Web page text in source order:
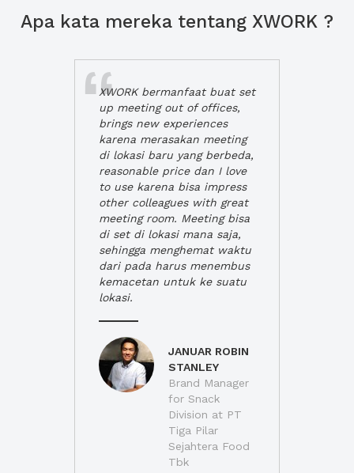
Apa kata mereka tentang XWORK ?
XWORK bermanfaat buat set
up meeting out of offices,
brings new experiences
karena merasakan meeting
di lokasi baru yang berbeda,
reasonable price dan I love
to use karena bisa impress
other colleagues with great
meeting room. Meeting bisa
di set di lokasi mana saja,
sehingga menghemat waktu
dari pada harus menembus
kemacetan untuk ke suatu
lokasi.
JANUAR ROBIN
STANLEY
Brand Manager
for Snack
Division at PT
Tiga Pilar
Sejahtera Food
Tbk